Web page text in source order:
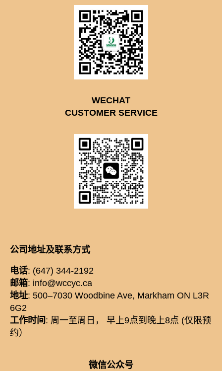
WECHAT
CUSTOMER SERVICE
公司地址及联系方式
电话: (647) 344-2192
邮箱: info@wccyc.ca
地址: 500–7030 Woodbine Ave, Markham ON L3R
6G2
工作时间 : 周一至周日， 早上9点到晚上8点 (仅限预
约）
微信公众号